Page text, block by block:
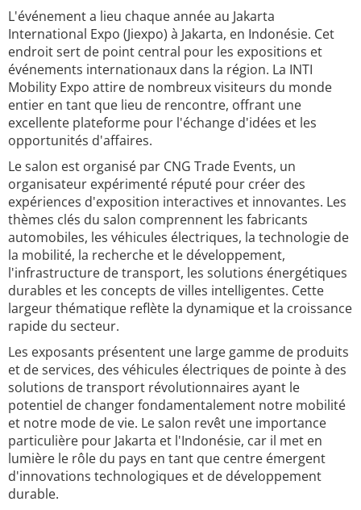
L'événement a lieu chaque année au Jakarta
International Expo (Jiexpo) à Jakarta, en Indonésie. Cet
endroit sert de point central pour les expositions et
événements internationaux dans la région. La INTI
Mobility Expo attire de nombreux visiteurs du monde
entier en tant que lieu de rencontre, offrant une
excellente plateforme pour l'échange d'idées et les
opportunités d'affaires.
Le salon est organisé par CNG Trade Events, un
organisateur expérimenté réputé pour créer des
expériences d'exposition interactives et innovantes. Les
thèmes clés du salon comprennent les fabricants
automobiles, les véhicules électriques, la technologie de
la mobilité, la recherche et le développement,
l'infrastructure de transport, les solutions énergétiques
durables et les concepts de villes intelligentes. Cette
largeur thématique reflète la dynamique et la croissance
rapide du secteur.
Les exposants présentent une large gamme de produits
et de services, des véhicules électriques de pointe à des
solutions de transport révolutionnaires ayant le
potentiel de changer fondamentalement notre mobilité
et notre mode de vie. Le salon revêt une importance
particulière pour Jakarta et l'Indonésie, car il met en
lumière le rôle du pays en tant que centre émergent
d'innovations technologiques et de développement
durable.